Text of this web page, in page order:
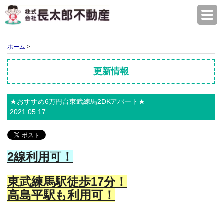
ホーム >
更新情報
★おすすめ6万円台東武練馬2DKアパート★
2021.05.17
2線利用可！
東武練馬駅徒歩17分！
高島平駅も利用可！